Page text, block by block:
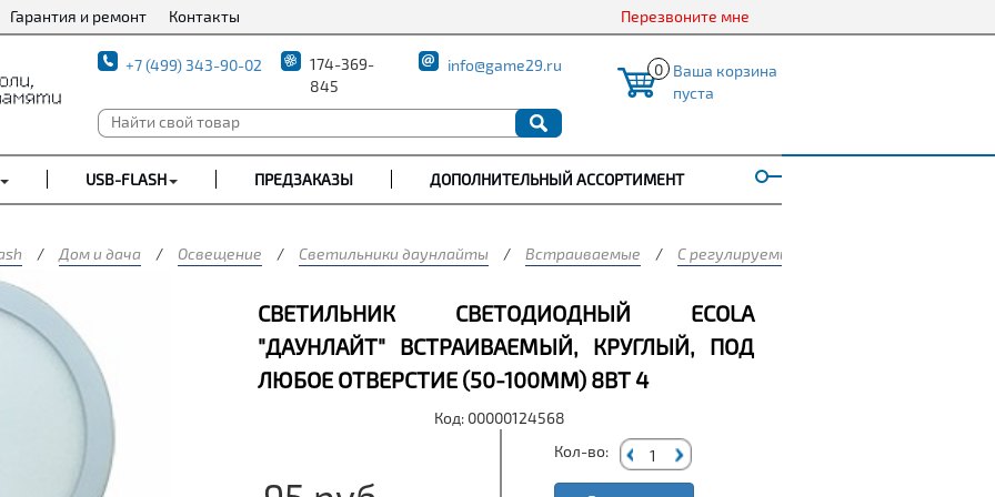
Гарантия и ремонт Контакты Перезвоните мне
+7 (499) 343-90-02
174-369-
845
info@game29.ru 0 Ваша корзина
пуста
USB-FLASH ПРЕДЗАКАЗЫ ДОПОЛНИТЕЛЬНЫЙ АССОРТИМЕНТ
/ Дом и дача / Освещение / Светильники даунлайты / Встраиваемые / С регулируемым посадочным местом
СВЕТИЛЬНИК СВЕТОДИОДНЫЙ ECOLA
"ДАУНЛАЙТ" ВСТРАИВАЕМЫЙ, КРУГЛЫЙ, ПОД
ЛЮБОЕ ОТВЕРСТИЕ (50-100ММ) 8ВТ 4
Код: 00000124568
Кол-во: